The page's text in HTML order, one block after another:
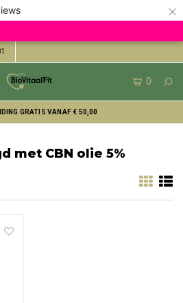
×
0
GRATIS VANAF € 50,00
met CBN olie 5%